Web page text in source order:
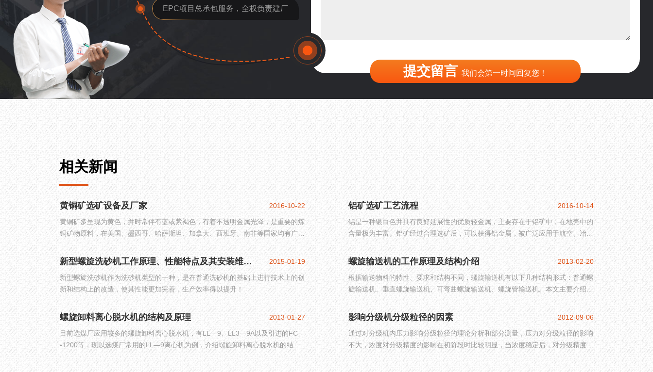
EPC项目总承包服务，全权负责建厂
提交留言 我们会第一时间回复您！
相关新闻
黄铜矿选矿设备及厂家
黄铜矿多呈现为黄色，并时常伴有蓝或紫褐色，有着不透明金属光泽，是重要的炼
铜矿物原料，在美国、墨西哥、哈萨斯坦、加拿大、西班牙、南非等国家均有广泛
的矿产资源分布。黄铜矿经过合理选矿加工后可以获得具有更高工业价值的铜精
矿。
2016-10-22 铝矿选矿工艺流程
铝是一种银白色并具有良好延展性的优质轻金属，主要存在于铝矿中，在地壳中的
含量极为丰富。铝矿经过合理选矿后，可以获得铝金属，被广泛应用于航空、冶
金、机械、汽车、军事等诸多领域，是国民经济发展所必不可少的重要金属元素。
2016-10-14
新型螺旋洗砂机工作原理、性能特点及其安装维护须知
新型螺旋洗砂机作为洗砂机类型的一种，是在普通洗砂机的基础上进行技术上的创
新和结构上的改造，使其性能更加完善，生产效率得以提升！
2015-01-19 螺旋输送机的工作原理及结构介绍
根据输送物料的特性、要求和结构不同，螺旋输送机有以下几种结构形式：普通螺
旋输送机、垂直螺旋输送机、可弯曲螺旋输送机、螺旋管输送机。本文主要介绍螺
旋输送机的工作原理、特点和主要部件。
2013-02-20
螺旋卸料离心脱水机的结构及原理
目前选煤厂应用较多的螺旋卸料离心脱水机，有LL—9、LL3—9A以及引进的FC-
-1200等，现以选煤厂常用的LL—9离心机为例，介绍螺旋卸料离心脱水机的结
构。
2013-01-27 影响分级机分级粒径的因素
通过对分级机内压力影响分级粒径的理论分析和部分测量，压力对分级粒径的影响
不大，浓度对分级精度的影响在初阶段时比较明显，当浓度稳定后，对分级精度的
影响也趋于稳定。
2012-09-06